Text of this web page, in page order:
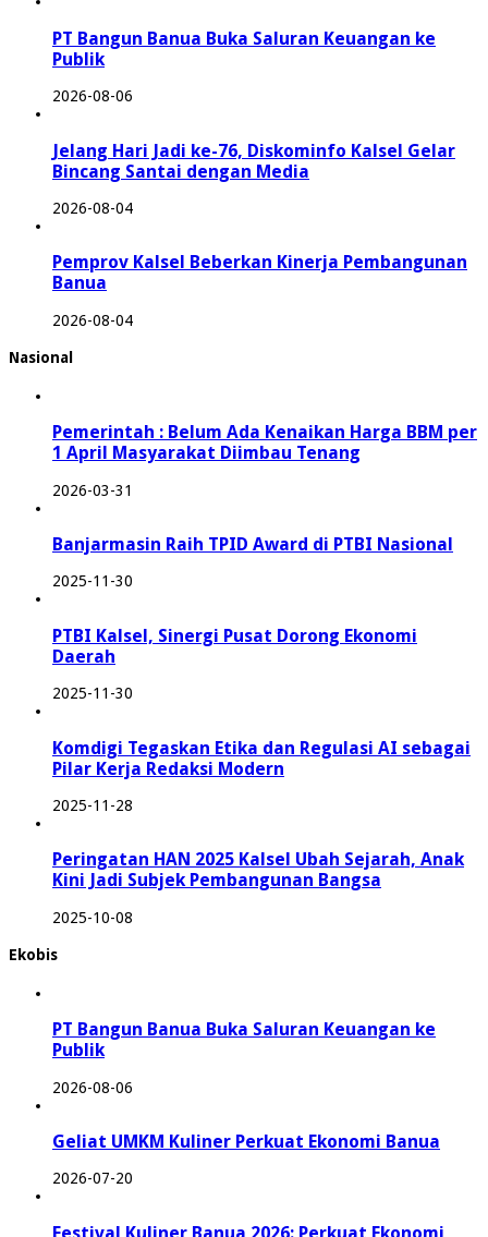
PT Bangun Banua Buka Saluran Keuangan ke
Publik
2026-08-06
Jelang Hari Jadi ke-76, Diskominfo Kalsel Gelar
Bincang Santai dengan Media
2026-08-04
Pemprov Kalsel Beberkan Kinerja Pembangunan
Banua
2026-08-04
Nasional
Pemerintah : Belum Ada Kenaikan Harga BBM per
1 April Masyarakat Diimbau Tenang
2026-03-31
Banjarmasin Raih TPID Award di PTBI Nasional
2025-11-30
PTBI Kalsel, Sinergi Pusat Dorong Ekonomi
Daerah
2025-11-30
Komdigi Tegaskan Etika dan Regulasi AI sebagai
Pilar Kerja Redaksi Modern
2025-11-28
Peringatan HAN 2025 Kalsel Ubah Sejarah, Anak
Kini Jadi Subjek Pembangunan Bangsa
2025-10-08
Ekobis
PT Bangun Banua Buka Saluran Keuangan ke
Publik
2026-08-06
Geliat UMKM Kuliner Perkuat Ekonomi Banua
2026-07-20